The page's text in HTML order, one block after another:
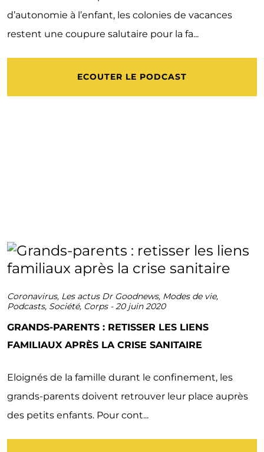
d’autonomie à l’enfant, les colonies de vacances
restent une coupure salutaire pour la fa...
ECOUTER LE PODCAST
Coronavirus, Les actus Dr Goodnews, Modes de vie,
Podcasts, Société, Corps-20 juin 2020
GRANDS-PARENTS : RETISSER LES LIENS
FAMILIAUX APRÈS LA CRISE SANITAIRE
Eloignés de la famille durant le confinement, les
grands-parents doivent retrouver leur place auprès
des petits enfants. Pour cont...